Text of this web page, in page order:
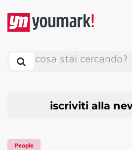
cosa stai cercando?
iscriviti alla
People